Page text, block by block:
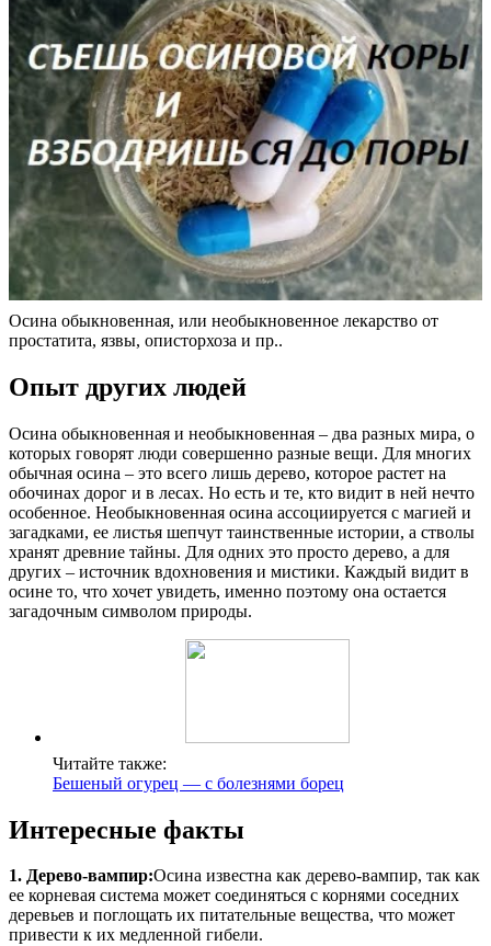
Осина обыкновенная, или необыкновенное лекарство от
простатита, язвы, описторхоза и пр..
Опыт других людей
Осина обыкновенная и необыкновенная – два разных мира, о
которых говорят люди совершенно разные вещи. Для многих
обычная осина – это всего лишь дерево, которое растет на
обочинах дорог и в лесах. Но есть и те, кто видит в ней нечто
особенное. Необыкновенная осина ассоциируется с магией и
загадками, ее листья шепчут таинственные истории, а стволы
хранят древние тайны. Для одних это просто дерево, а для
других – источник вдохновения и мистики. Каждый видит в
осине то, что хочет увидеть, именно поэтому она остается
загадочным символом природы.
Читайте также:
Бешеный огурец — с болезнями борец
Интересные факты
1. Дерево-вампир:Осина известна как дерево-вампир, так как
ее корневая система может соединяться с корнями соседних
деревьев и поглощать их питательные вещества, что может
привести к их медленной гибели.